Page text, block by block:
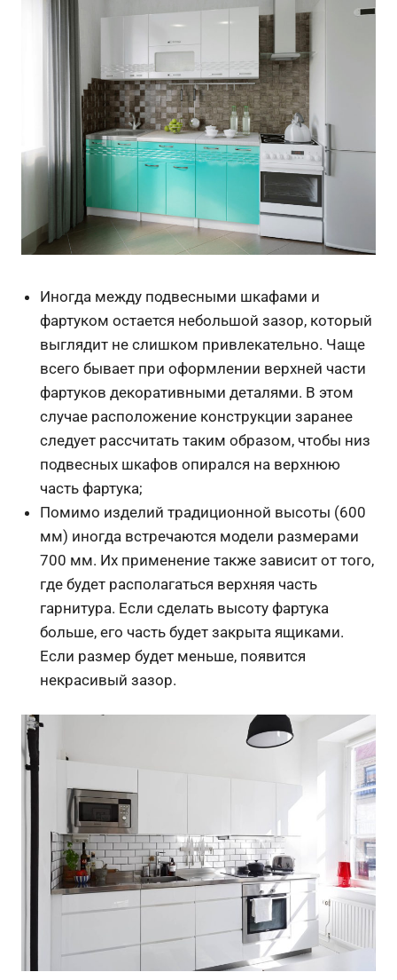
Иногда между подвесными шкафами и
фартуком остается небольшой зазор, который
выглядит не слишком привлекательно. Чаще
всего бывает при оформлении верхней части
фартуков декоративными деталями. В этом
случае расположение конструкции заранее
следует рассчитать таким образом, чтобы низ
подвесных шкафов опирался на верхнюю
часть фартука;
Помимо изделий традиционной высоты (600
мм) иногда встречаются модели размерами
700 мм. Их применение также зависит от того,
где будет располагаться верхняя часть
гарнитура. Если сделать высоту фартука
больше, его часть будет закрыта ящиками.
Если размер будет меньше, появится
некрасивый зазор.